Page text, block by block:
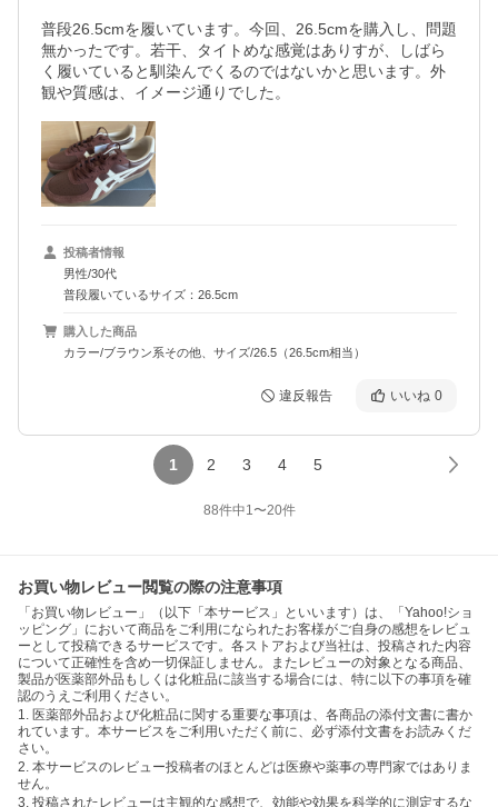
普段26.5cmを履いています。今回、26.5cmを購入し、問題
無かったです。若干、タイトめな感覚はありすが、しばら
く履いていると馴染んでくるのではないかと思います。外
観や質感は、イメージ通りでした。
投稿者情報
男性/30代
普段履いているサイズ：26.5cm
購入した商品
カラー/ブラウン系その他、サイズ/26.5（26.5cm相当）
違反報告 いいね 0
1 2 3 4 5
88件中1〜20件
お買い物レビュー閲覧の際の注意事項
「お買い物レビュー」（以下「本サービス」といいます）は、「Yahoo!ショ
ッピング」において商品をご利用になられたお客様がご自身の感想をレビュ
ーとして投稿できるサービスです。各ストアおよび当社は、投稿された内容
について正確性を含め一切保証しません。またレビューの対象となる商品、
製品が医薬部外品もしくは化粧品に該当する場合には、特に以下の事項を確
認のうえご利用ください。
1. 医薬部外品および化粧品に関する重要な事項は、各商品の添付文書に書か
れています。本サービスをご利用いただく前に、必ず添付文書をお読みくだ
さい。
2. 本サービスのレビュー投稿者のほとんどは医療や薬事の専門家ではありま
せん。
3. 投稿されたレビューは主観的な感想で、効能や効果を科学的に測定するな